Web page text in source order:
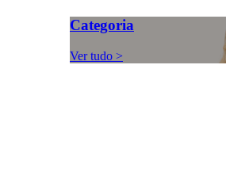
Categoria
Ver tudo >